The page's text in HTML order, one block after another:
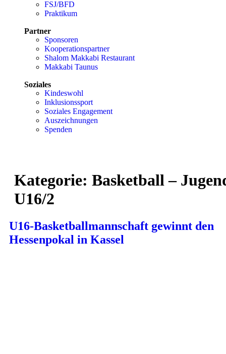
FSJ/BFD
Praktikum
Partner
Sponsoren
Kooperationspartner
Shalom Makkabi Restaurant
Makkabi Taunus
Soziales
Kindeswohl
Inklusionssport
Soziales Engagement
Auszeichnungen
Spenden
Kategorie: Basketball –
U16/2
U16-Basketballmannschaft gewinnt den
Hessenpokal in Kassel